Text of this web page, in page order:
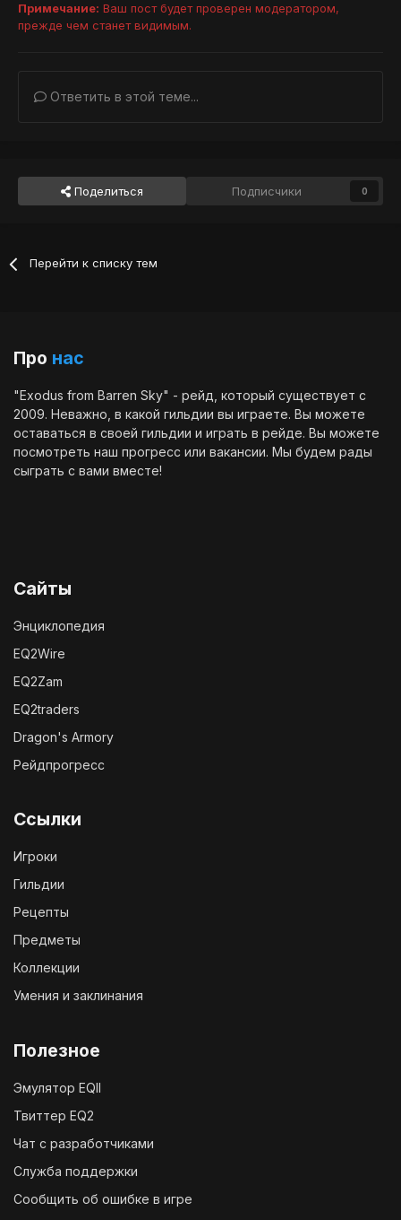
Примечание: Ваш пост будет проверен модератором,
прежде чем станет видимым.
Ответить в этой теме...
Поделиться Подписчики 0
Перейти к списку тем
Про нас
"Exodus from Barren Sky" - рейд, который существует с
2009. Неважно, в какой гильдии вы играете. Вы можете
оставаться в своей гильдии и играть в рейде. Вы можете
посмотреть наш прогресс или вакансии. Мы будем рады
сыграть с вами вместе!
Сайты
Энциклопедия
EQ2Wire
EQ2Zam
EQ2traders
Dragon's Armory
Рейдпрогресс
Ссылки
Игроки
Гильдии
Рецепты
Предметы
Коллекции
Умения и заклинания
Полезное
Эмулятор EQII
Твиттер EQ2
Чат с разработчиками
Служба поддержки
Сообщить об ошибке в игре